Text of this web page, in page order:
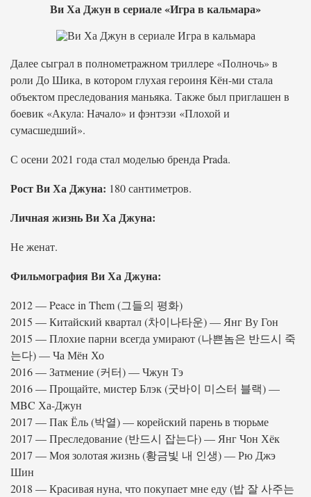
Ви Ха Джун в сериале «Игра в кальмара»
Далее сыграл в полнометражном триллере «Полночь» в
роли До Шика, в котором глухая героиня Кён-ми стала
объектом преследования маньяка. Также был приглашен в
боевик «Акула: Начало» и фэнтэзи «Плохой и
сумасшедший».
С осени 2021 года стал моделью бренда Prada.
Рост Ви Ха Джуна: 180 сантиметров.
Личная жизнь Ви Ха Джуна:
Не женат.
Фильмография Ви Ха Джуна:
2012 — Peace in Them (그들의 평화)
2015 — Китайский квартал (차이나타운) — Янг Ву Гон
2015 — Плохие парни всегда умирают (나쁜놈은 반드시 죽
는다) — Ча Мён Хо
2016 — Затмение (커터) — Чжун Тэ
2016 — Прощайте, мистер Блэк (굿바이 미스터 블랙) —
MBC Ха-Джун
2017 — Пак Ёль (박열) — корейский парень в тюрьме
2017 — Преследование (반드시 잡는다) — Янг Чон Хёк
2017 — Моя золотая жизнь (황금빛 내 인생) — Рю Джэ
Шин
2018 — Красивая нуна, что покупает мне еду (밥 잘 사주는